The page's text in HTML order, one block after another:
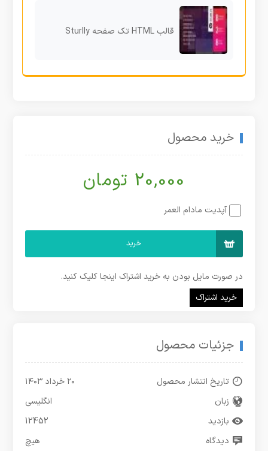
قالب HTML تک صفحه Sturlly
خرید محصول
20,000 تومان
آپدیت مادام العمر
خرید
در صورت مایل بودن به خرید اشتراک اینجا کلیک کنید.
خرید اشتراک
جزئیات محصول
تاریخ انتشار محصول
۲۰ خرداد ۱۴۰۳
زبان
انگلیسی
بازدید
12452
دیدگاه
هیچ